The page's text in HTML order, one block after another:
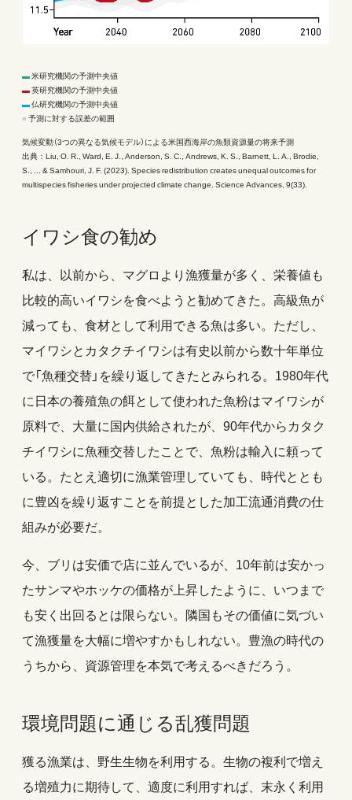
▬米研究機関の予測中央値
▬英研究機関の予測中央値
▬仏研究機関の予測中央値
■ 予測に対する誤差の範囲
気候変動（3つの異なる気候モデル）による米国西海岸の魚類資源量の将来予測
出典：Liu, O. R., Ward, E. J., Anderson, S. C., Andrews, K. S., Barnett, L. A., Brodie,
S., ... & Samhouri, J. F. (2023). Species redistribution creates unequal outcomes for
multispecies fisheries under projected climate change. Science Advances, 9(33).
イワシ食の勧め
私は、以前から、マグロより漁獲量が多く、栄養値も
比較的高いイワシを食べようと勧めてきた。高級魚が
減っても、食材として利用できる魚は多い。ただし、
マイワシとカタクチイワシは有史以前から数十年単位
で「魚種交替」を繰り返してきたとみられる。1980年代
に日本の養殖魚の餌として使われた魚粉はマイワシが
原料で、大量に国内供給されたが、90年代からカタク
チイワシに魚種交替したことで、魚粉は輸入に頼って
いる。たとえ適切に漁業管理していても、時代ととも
に豊凶を繰り返すことを前提とした加工流通消費の仕
組みが必要だ。
今、ブリは安価で店に並んでいるが、10年前は安かっ
たサンマやホッケの価格が上昇したように、いつまで
も安く出回るとは限らない。隣国もその価値に気づい
て漁獲量を大幅に増やすかもしれない。豊漁の時代の
うちから、資源管理を本気で考えるべきだろう。
環境問題に通じる乱獲問題
獲る漁業は、野生生物を利用する。生物の複利で増え
る増殖力に期待して、適度に利用すれば、末永く利用